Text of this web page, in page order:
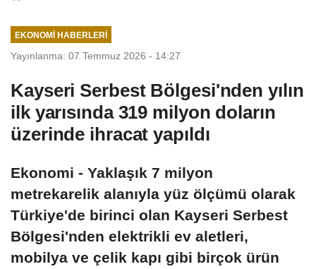
EKONOMI HABERLERI
Yayınlanma: 07 Temmuz 2026 - 14:27
Kayseri Serbest Bölgesi'nden yılın
ilk yarısında 319 milyon doların
üzerinde ihracat yapıldı
Ekonomi - Yaklaşık 7 milyon
metrekarelik alanıyla yüz ölçümü olarak
Türkiye'de birinci olan Kayseri Serbest
Bölgesi'nden elektrikli ev aletleri,
mobilya ve çelik kapı gibi birçok ürün